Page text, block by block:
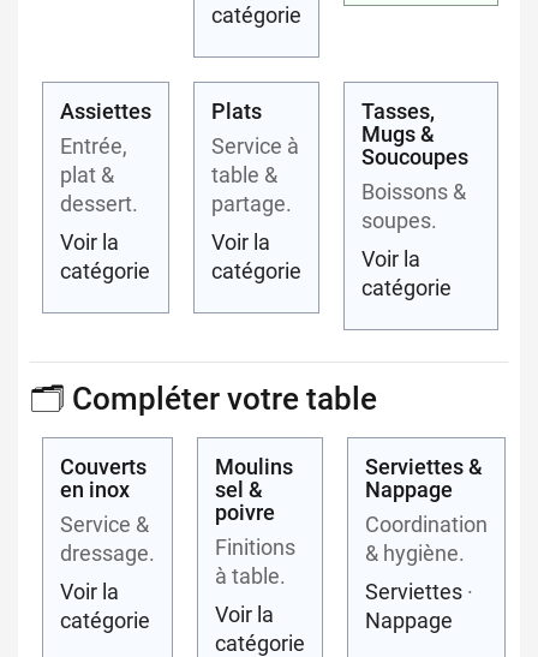
catégorie
Assiettes
Entrée,
plat &
dessert.
Voir la
catégorie
Plats
Service à
table &
partage.
Voir la
catégorie
Tasses,
Mugs &
Soucoupes
Boissons &
soupes.
Voir la
catégorie
🗂️ Compléter votre table
Couverts
en inox
Service &
dressage.
Voir la
catégorie
Moulins
sel &
poivre
Finitions
à table.
Voir la
catégorie
Serviettes &
Nappage
Coordination
& hygiène.
Serviettes ·
Nappage